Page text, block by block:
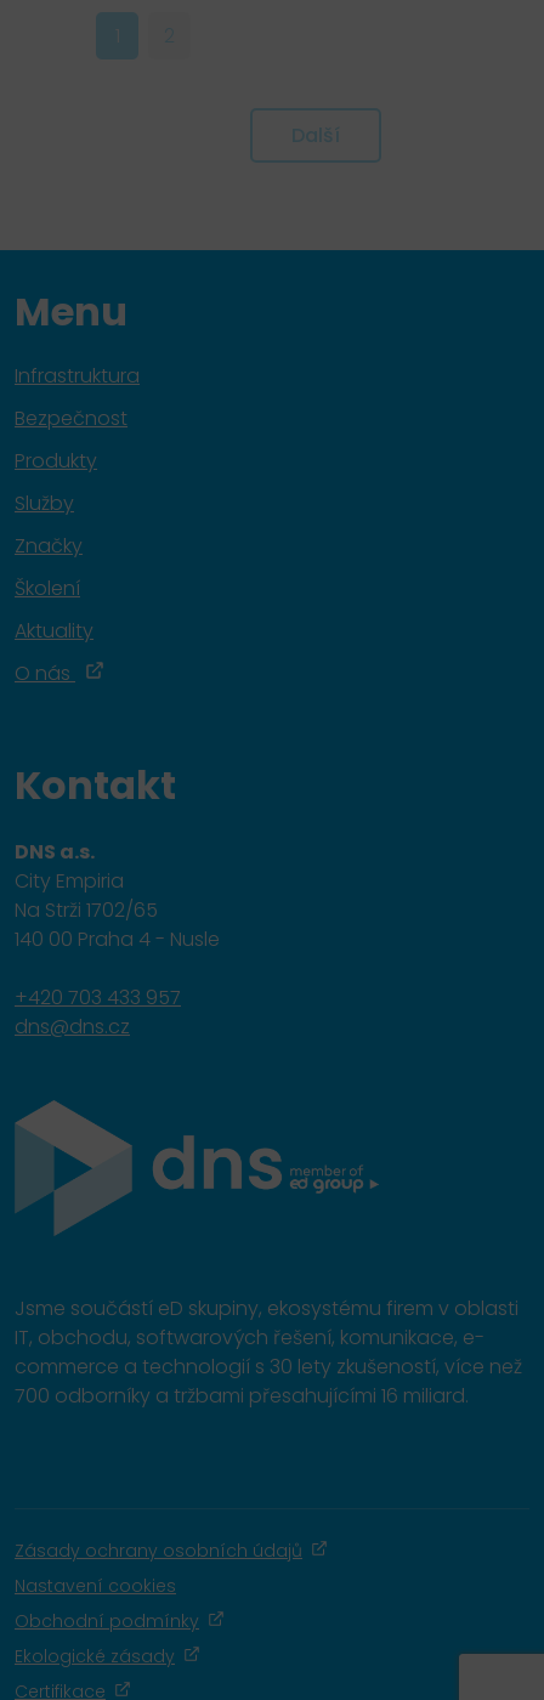
1
Další
Menu
Infrastruktura
Bezpečnost
Produkty
Služby
Značky
Školení
Aktuality
O nás
Kontakt
DNS a.s.
City Empiria
Na Strži 1702/65
140 00 Praha 4 - Nusle
+420 703 433 957
dns@dns.cz
Jsme součástí eD skupiny, ekosystému firem v oblasti
IT, obchodu, softwarových řešení, komunikace, e-
commerce a technologií s 30 lety zkušeností, více než
700 odborníky a tržbami přesahujícími 16 miliard.
Zásady ochrany osobních údajů
Nastavení cookies
Obchodní podmínky
Ekologické zásady
Certifikace